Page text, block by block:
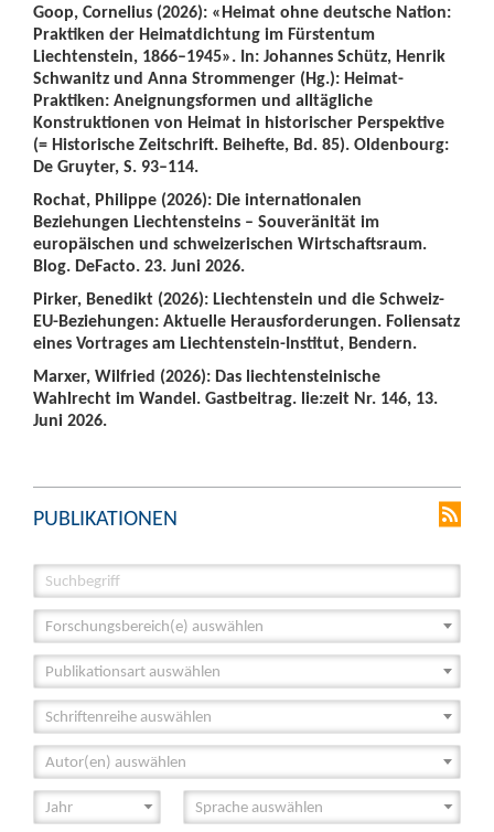
Goop, Cornelius (2026): «Heimat ohne deutsche Nation:
Praktiken der Heimatdichtung im Fürstentum
Liechtenstein, 1866–1945». In: Johannes Schütz, Henrik
Schwanitz und Anna Strommenger (Hg.): Heimat-
Praktiken: Aneignungsformen und alltägliche
Konstruktionen von Heimat in historischer Perspektive
(= Historische Zeitschrift. Beihefte, Bd. 85). Oldenbourg:
De Gruyter, S. 93–114.
Rochat, Philippe (2026): Die internationalen
Beziehungen Liechtensteins – Souveränität im
europäischen und schweizerischen Wirtschaftsraum.
Blog. DeFacto. 23. Juni 2026.
Pirker, Benedikt (2026): Liechtenstein und die Schweiz-
EU-Beziehungen: Aktuelle Herausforderungen. Foliensatz
eines Vortrages am Liechtenstein-Institut, Bendern.
Marxer, Wilfried (2026): Das liechtensteinische
Wahlrecht im Wandel. Gastbeitrag. lie:zeit Nr. 146, 13.
Juni 2026.
PUBLIKATIONEN
Forschungsbereich(e) auswählen
Publikationsart auswählen
Schriftenreihe auswählen
Autor(en) auswählen